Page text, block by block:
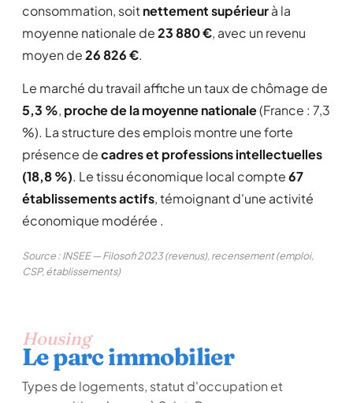
consommation, soitnettement supérieurà la
moyenne nationale de23 880 €, avec un revenu
moyen de26 826 €.
Le marché du travail affiche un taux de chômage de
5,3 %, proche de la moyenne nationale(France : 7,3
%). La structure des emplois montre une forte
présence decadres et professions intellectuelles
(18,8 %). Le tissu économique local compte67
établissements actifs, témoignant d'une activité
économique modérée .
Source : INSEE — Filosofi 2023 (revenus), recensement (emploi,
CSP, établissements)
Housing
Le parc immobilier
Types de logements, statut d'occupation et